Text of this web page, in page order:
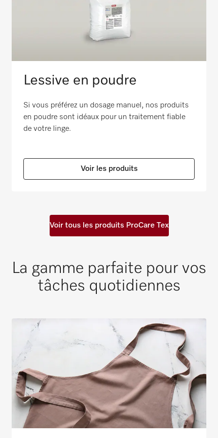
Lessive en poudre
Si vous préférez un dosage manuel, nos produits
en poudre sont idéaux pour un traitement fiable
de votre linge.
Voir les produits
Voir tous les produits ProCare Tex
La gamme parfaite pour vos
tâches quotidiennes